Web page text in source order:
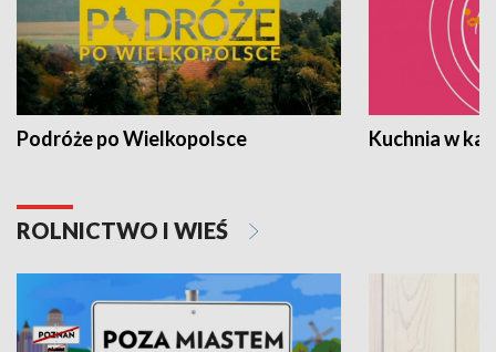
Podróże po Wielkopolsce Kuchnia w
ROLNICTWO I WIEŚ